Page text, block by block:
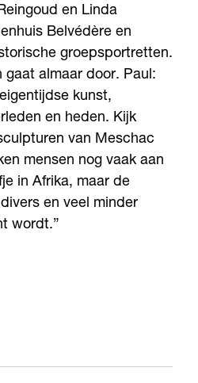
en Linda
Belvédère en
groepsportretten.
almaar door. Paul:
kunst,
en heden. Kijk
van Meschac
mensen nog vaak aan
in Afrika, maar de
en veel minder
wordt.”